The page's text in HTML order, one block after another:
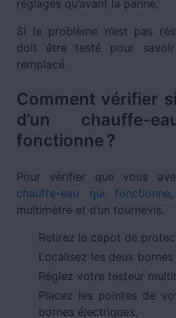
réglages qu’avant la panne.
Si le problème n’est pas
doit être testé pour savoir
remplacé.
Comment vérifier
d’un chauffe-
fonctionne ?
Pour vérifier que vous
chauffe-eau qui fonctionne
multimètre et d’un tournevis.
Retirez le capot de
Localisez les deux
Réglez votre testeur
Placez les pointes de
bornes électriques.